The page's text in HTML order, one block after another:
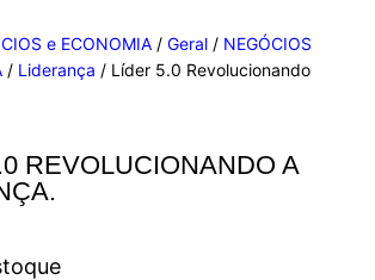
e ECONOMIA /Geral / NEGÓCIOS
/ Liderança / Líder 5.0 Revolucionando
REVOLUCIONANDO A